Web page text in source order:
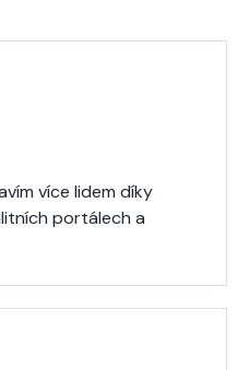
více lidem díky
portálech a